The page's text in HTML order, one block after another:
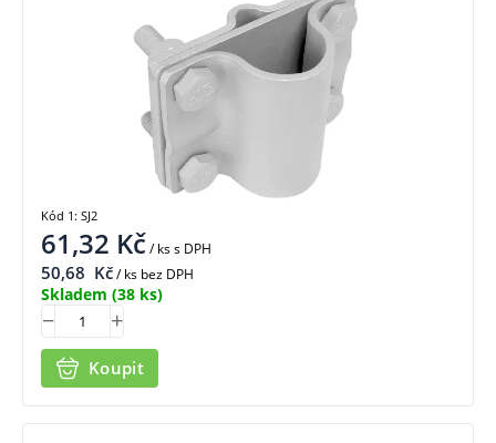
61,32 Kč/ kss DPH
50,68 Kč/ ks bez DPH
Skladem (38 ks)
Koupit
Kód 1: SJ2